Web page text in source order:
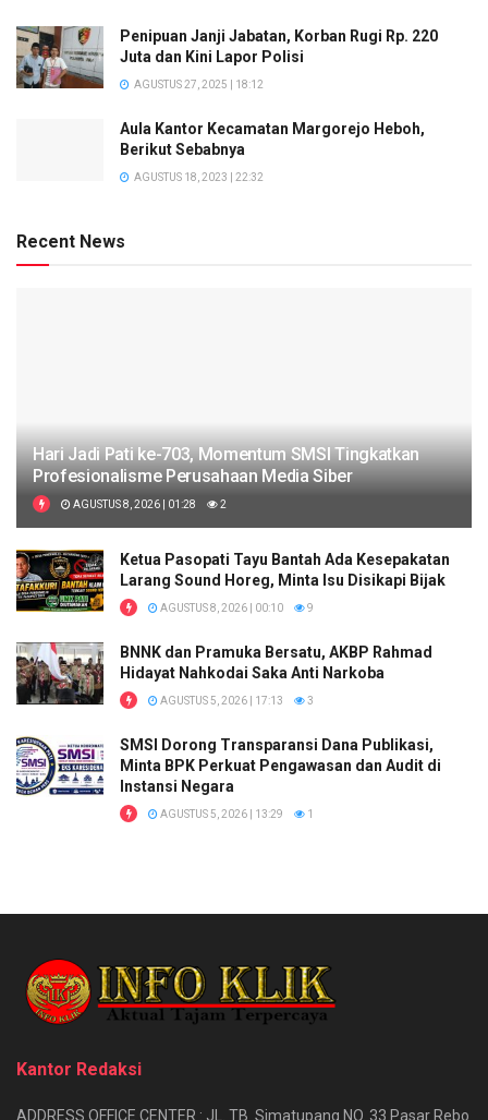
Penipuan Janji Jabatan, Korban Rugi Rp. 220
Juta dan Kini Lapor Polisi
AGUSTUS 27, 2025 | 18:12
Aula Kantor Kecamatan Margorejo Heboh,
Berikut Sebabnya
AGUSTUS 18, 2023 | 22:32
Recent News
Hari Jadi Pati ke-703, Momentum SMSI Tingkatkan
Profesionalisme Perusahaan Media Siber
AGUSTUS 8, 2026 | 01:28 2
Ketua Pasopati Tayu Bantah Ada Kesepakatan
Larang Sound Horeg, Minta Isu Disikapi Bijak
AGUSTUS 8, 2026 | 00:10 9
BNNK dan Pramuka Bersatu, AKBP Rahmad
Hidayat Nahkodai Saka Anti Narkoba
AGUSTUS 5, 2026 | 17:13 3
SMSI Dorong Transparansi Dana Publikasi,
Minta BPK Perkuat Pengawasan dan Audit di
Instansi Negara
AGUSTUS 5, 2026 | 13:29 1
Kantor Redaksi
ADDRESS OFFICE CENTER : JL. TB .Simatupang NO. 33 Pasar Rebo